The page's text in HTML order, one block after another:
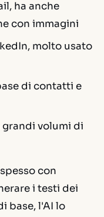
ha anche
con immagini
molto usato
di contatti e
volumi di
con
i testi dei
base, l'AI lo